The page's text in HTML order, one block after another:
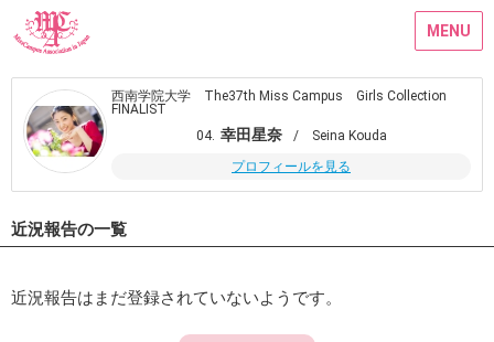
MENU
西南学院大学 The37th Miss Campus Girls Collection
FINALIST
04. 幸田星奈
/ Seina Kouda
プロフィールを見る
近況報告の一覧
近況報告はまだ登録されていないようです。